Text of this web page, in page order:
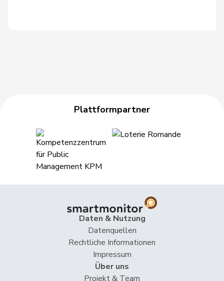
Plattformpartner
Daten & Nutzung
Datenquellen
Rechtliche Informationen
Impressum
Über uns
Projekt & Team